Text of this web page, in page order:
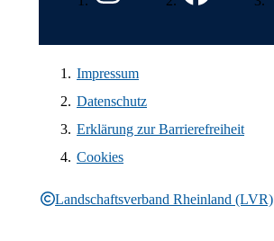
Landschaftsverband Rheinland (LVR)
Impressum
Datenschutz
Erklärung zur Barrierefreiheit
Cookies